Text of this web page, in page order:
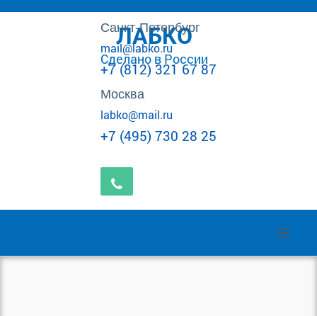
ЛАБКО
Сделано в России
Санкт-Петербург
mail@labko.ru
+7 (812) 321 67 87
Москва
labko@mail.ru
+7 (495) 730 28 25